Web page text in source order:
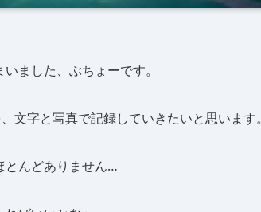
ました、ぶちょーです。
文字と写真で記録していきたいと思います。
とんどありません…